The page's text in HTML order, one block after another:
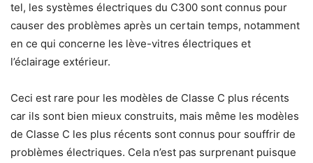
tel, les systèmes électriques du C300 sont connus pour
causer des problèmes après un certain temps, notamment
en ce qui concerne les lève-vitres électriques et
l’éclairage extérieur.
Ceci est rare pour les modèles de Classe C plus récents
car ils sont bien mieux construits, mais même les modèles
de Classe C les plus récents sont connus pour souffrir de
problèmes électriques. Cela n’est pas surprenant puisque